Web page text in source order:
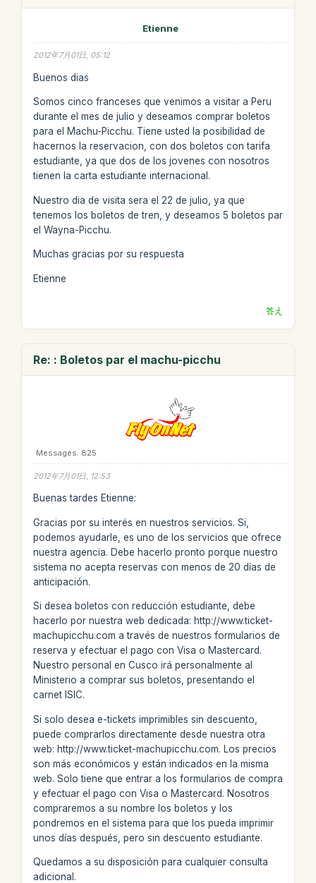
Etienne
2012年7月01日, 05:12
Buenos dias
Somos cinco franceses que venimos a visitar a Peru
durante el mes de julio y deseamos comprar boletos
para el Machu-Picchu. Tiene usted la posibilidad de
hacernos la reservacion, con dos boletos con tarifa
estudiante, ya que dos de los jovenes con nosotros
tienen la carta estudiante internacional.
Nuestro dia de visita sera el 22 de julio, ya que
tenemos los boletos de tren, y deseamos 5 boletos par
el Wayna-Picchu.
Muchas gracias por su respuesta
Etienne
答え
Re: : Boletos par el machu-picchu
Messages: 825
2012年7月01日, 12:53
Buenas tardes Etienne:
Gracias por su interés en nuestros servicios. Si,
podemos ayudarle, es uno de los servicios que ofrece
nuestra agencia. Debe hacerlo pronto porque nuestro
sistema no acepta reservas con menos de 20 días de
anticipación.
Si desea boletos con reducción estudiante, debe
hacerlo por nuestra web dedicada: http://www.ticket-
machupicchu.com a través de nuestros formularios de
reserva y efectuar el pago con Visa o Mastercard.
Nuestro personal en Cusco irá personalmente al
Ministerio a comprar sus boletos, presentando el
carnet ISIC.
Si solo desea e-tickets imprimibles sin descuento,
puede comprarlos directamente desde nuestra otra
web: http://www.ticket-machupicchu.com. Los precios
son más económicos y están indicados en la misma
web. Solo tiene que entrar a los formularios de compra
y efectuar el pago con Visa o Mastercard. Nosotros
compraremos a su nombre los boletos y los
pondremos en el sistema para que los pueda imprimir
unos días después, pero sin descuento estudiante.
Quedamos a su disposición para cualquier consulta
adicional.